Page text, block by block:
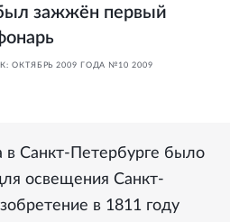
зажжён первый
ОКТЯБРЬ 2009 ГОДА №10 2009
в Санкт-Петербурге было
освещения Санкт-
в 1811 году